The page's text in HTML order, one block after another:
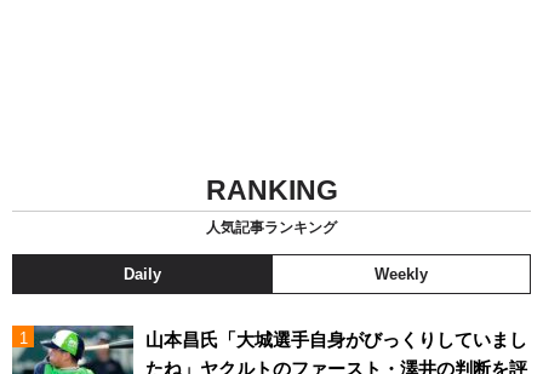
RANKING
人気記事ランキング
Daily Weekly
山本昌氏「大城選手自身がびっくりしていまし
たね」ヤクルトのファースト・澤井の判断を評